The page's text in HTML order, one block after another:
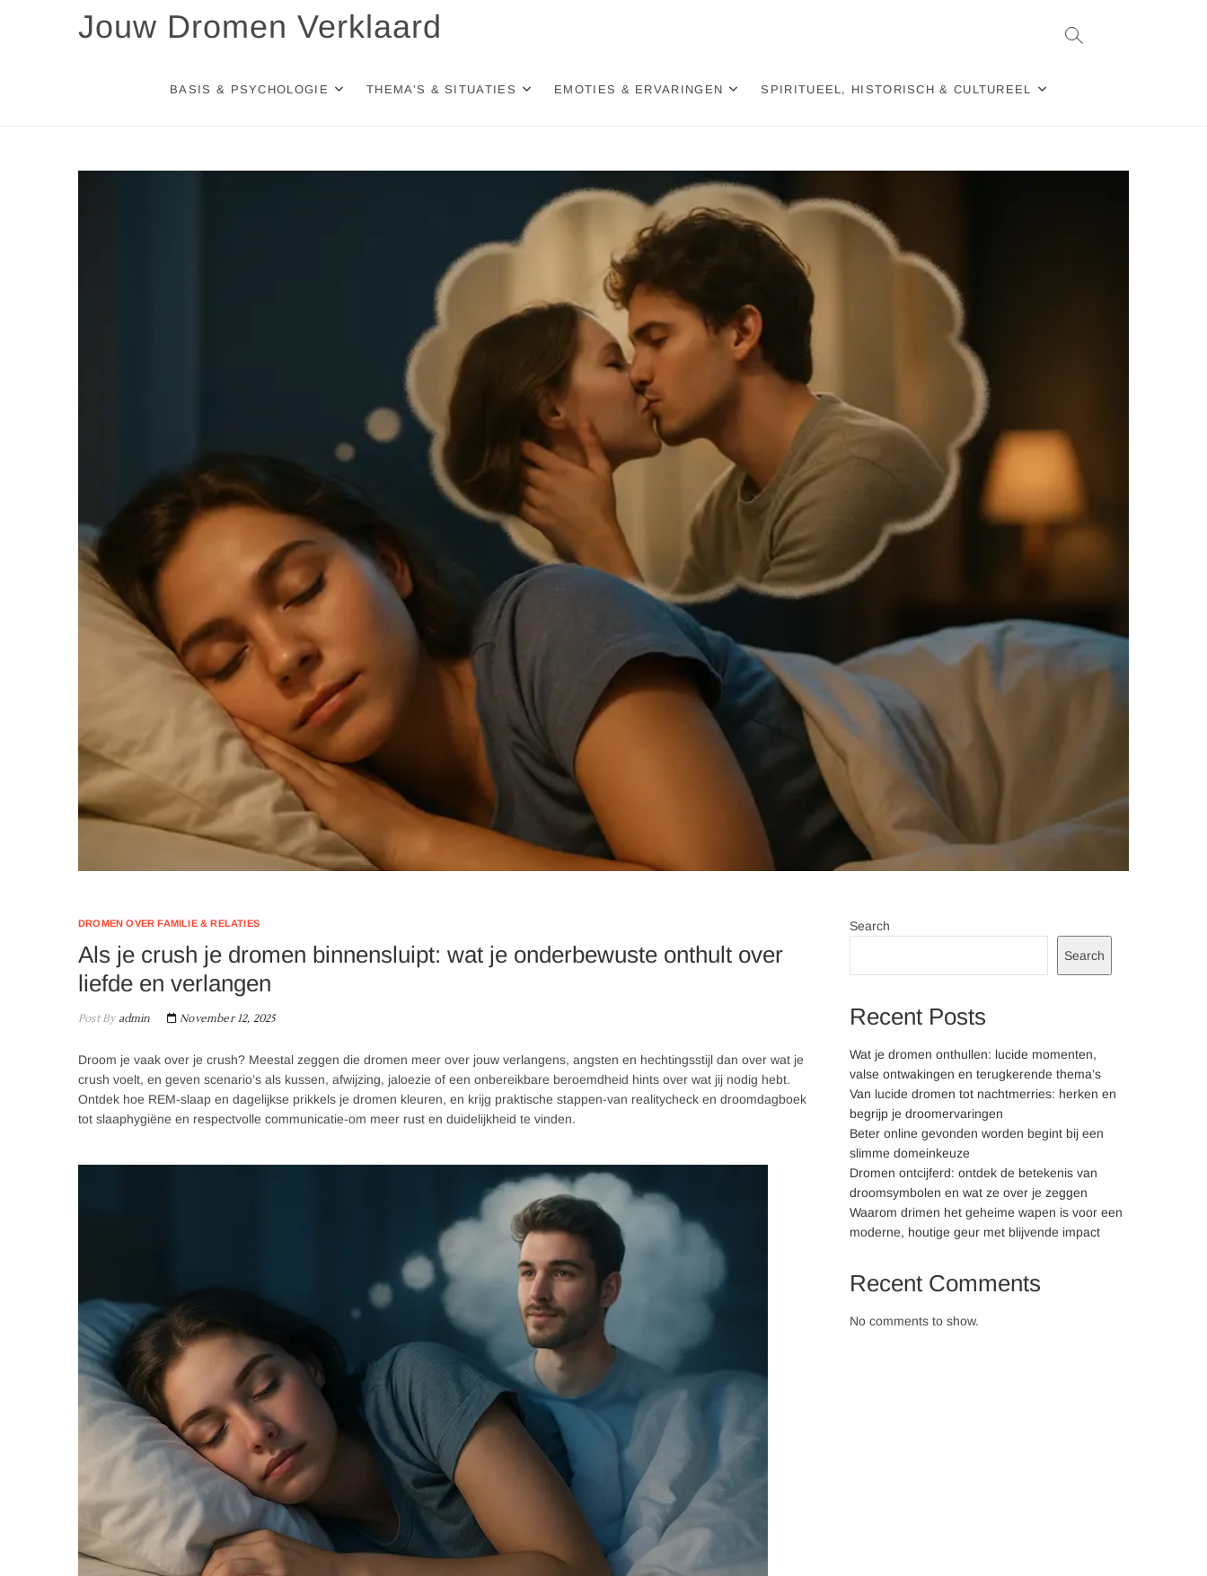
Jouw Dromen Verklaard
BASIS & PSYCHOLOGIE THEMA’S & SITUATIES EMOTIES & ERVARINGEN SPIRITUEEL, HISTORISCH & CULTUREEL
DROMEN OVER FAMILIE & RELATIES
Als je crush je dromen binnensluipt: wat je onderbewuste onthult over
liefde en verlangen
Post Byadmin November 12, 2025
Droom je vaak over je crush? Meestal zeggen die dromen meer over jouw verlangens, angsten en hechtingsstijl dan over wat je
crush voelt, en geven scenario’s als kussen, afwijzing, jaloezie of een onbereikbare beroemdheid hints over wat jij nodig hebt.
Ontdek hoe REM-slaap en dagelijkse prikkels je dromen kleuren, en krijg praktische stappen-van realitycheck en droomdagboek
tot slaaphygiëne en respectvolle communicatie-om meer rust en duidelijkheid te vinden.
Search
Search
Recent Posts
Wat je dromen onthullen: lucide momenten,
valse ontwakingen en terugkerende thema’s
Van lucide dromen tot nachtmerries: herken en
begrijp je droomervaringen
Beter online gevonden worden begint bij een
slimme domeinkeuze
Dromen ontcijferd: ontdek de betekenis van
droomsymbolen en wat ze over je zeggen
Waarom drimen het geheime wapen is voor een
moderne, houtige geur met blijvende impact
Recent Comments
No comments to show.